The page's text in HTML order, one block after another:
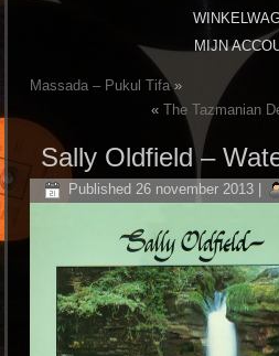
MIJN
Massada – Pukul Tifa»
« The Tazmanian
Sally Oldfield –
Published 26 november 2013